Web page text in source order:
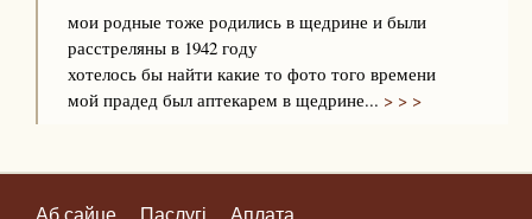
мои родные тоже родились в щедрине и были
расстреляны в 1942 году
хотелось бы найти какие то фото того времени
мой прадед был аптекарем в щедрине... > > >
Аб сайце Паслугі
Аплата